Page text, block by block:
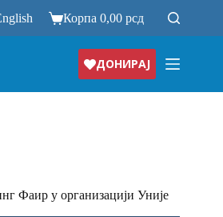
Корпа0,00рсд
ДОНИРАЈ
Фаир у организацији Уније